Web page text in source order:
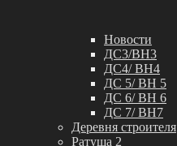
Новости
ДС3/BH3
ДС4/ BH4
ДС 5/ BH 5
ДС 6/ BH 6
ДС 7/ BH7
Деревня строителя
Ратуша 2